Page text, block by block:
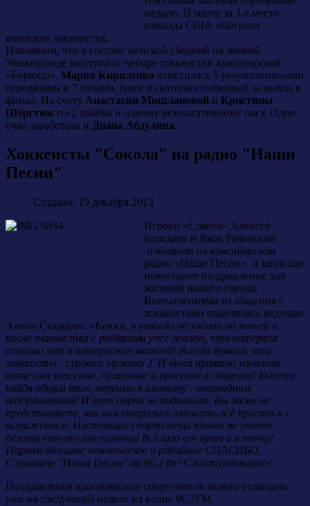
медали. В матче за 3-е место
команда США обыграла
японских хоккеисток.
Напомним, что в составе женской сборной на зимней
Универсиаде выступали четыре хоккеистки красноярской
«Бирюсы». Мария Кириленко отметилась 5 результативными
передачами и 7 голами, один из которых победный за выход в
финал. На счету Анастасии Мишлановой и Кристины
Шерстюк по 2 шайбы и одному результативному пасу. Одно
очко заработала и Диана Абдулина.
Хоккеисты "Сокола" на радио "Наши
Песни"
Создано: 19 декабря 2013
Игроки «Сокола» Алексей
Коледаев и Яков Рачинский
побывали на красноярском
радио «Наши Песни» и записали
новогоднее поздравление для
жителей нашего города.
Впечатлениями от общения с
хоккеистами поделилась ведущая
Алина Старцева: «Каюсь, я никогда не ходила на хоккей и
после знакомства с ребятами уже жалею, что потеряла
столько лет и интересных матчей! Всегда думала, что
хоккеисты - суровые мужики JИ была приятно удивлена
какие они классные, душевные и простые в общении! Быстро
найдя общий язык, перешли к главному - новогодним
поздравлениям! И тут парни не подкачали. Вы даже не
представляете, как они старались записать всё красиво и с
выражением. Настоящие спортсмены точно не умеют
делать что-то для галочки! Всё шло от души и в точку!
Парням большое человеческое и радийное СПАСИБО.
Слушайте "Наши Песни" на 96,2 fm! С наступающим!»
Поздравления красноярских спортсменов можно услышать
уже на следующей неделе на волне 96,2FM.